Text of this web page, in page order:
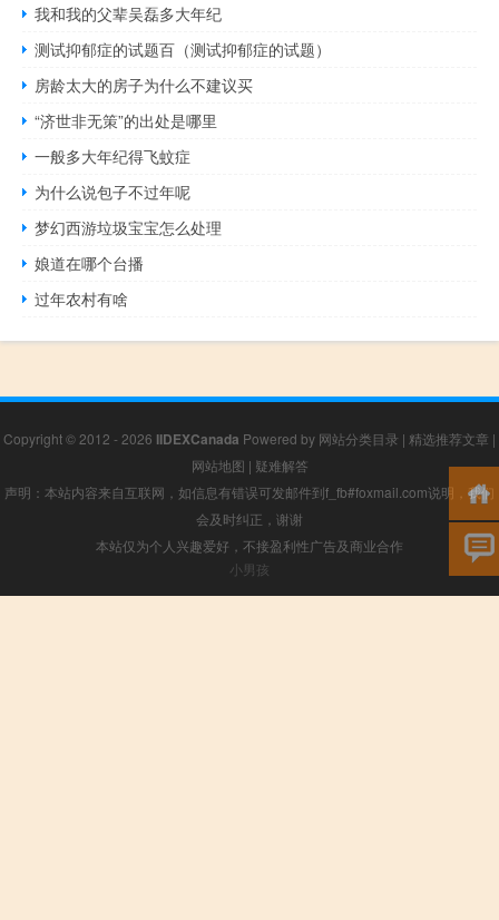
我和我的父辈吴磊多大年纪
测试抑郁症的试题百（测试抑郁症的试题）
房龄太大的房子为什么不建议买
“济世非无策”的出处是哪里
一般多大年纪得飞蚊症
为什么说包子不过年呢
梦幻西游垃圾宝宝怎么处理
娘道在哪个台播
过年农村有啥
Copyright © 2012 - 2026 IIDEXCanada Powered by 网站分类目录 | 精选推荐文章 |
网站地图 | 疑难解答
声明：本站内容来自互联网，如信息有错误可发邮件到f_fb#foxmail.com说明，我们
会及时纠正，谢谢
本站仅为个人兴趣爱好，不接盈利性广告及商业合作
小男孩